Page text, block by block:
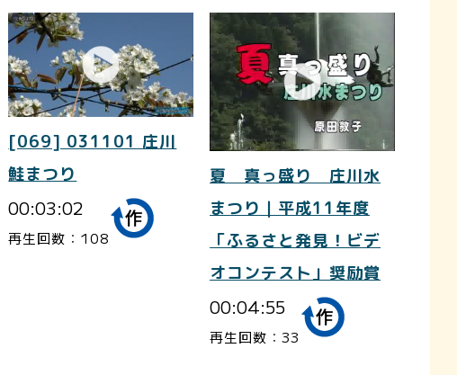
[069] 031101 庄川
鮭まつり
00:03:02
再生回数：108
夏 真っ盛り 庄川水
まつり｜平成11年度
「ふるさと発見！ビデ
オコンテスト」奨励賞
00:04:55
再生回数：33